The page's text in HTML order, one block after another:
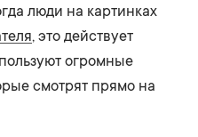
люди на картинках
, это действует
огромные
смотрят прямо на